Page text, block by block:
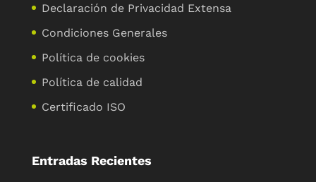
Declaración de Privacidad Extensa
Condiciones Generales
Política de cookies
Política de calidad
Certificado ISO
Entradas Recientes